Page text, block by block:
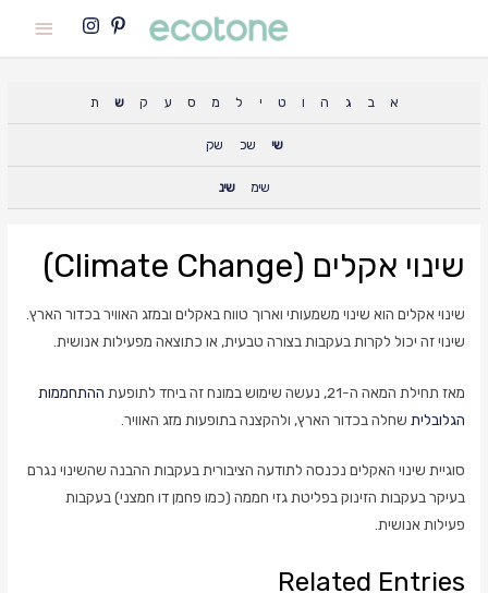
Main
א ב ג ה ו ט י ל מ ס ע ק ש ת
שי שכ שק
שימ שינ
שינוי אקלים (Climate Change)
שינוי אקלים הוא שינוי משמעותי וארוך טווח באקלים ובמזג האוויר בכדור הארץ.
שינוי זה יכול לקרות בעקבות בצורה טבעית, או כתוצאה מפעילות אנושית.
מאז תחילת המאה ה-21, נעשה שימוש במונח זה ביחד לתופעת
ההתחממות
הגלובלית שחלה בכדור הארץ, ולהקצנה בתופעות מזג האוויר.
סוגיית שינוי האקלים נכנסה לתודעה הציבורית בעקבות ההבנה שהשינוי נגרם
בעיקר בעקבות הזינוק בפליטת גזי חממה (כמו פחמן דו חמצני) בעקבות
פעילות אנושית.
Related Entries